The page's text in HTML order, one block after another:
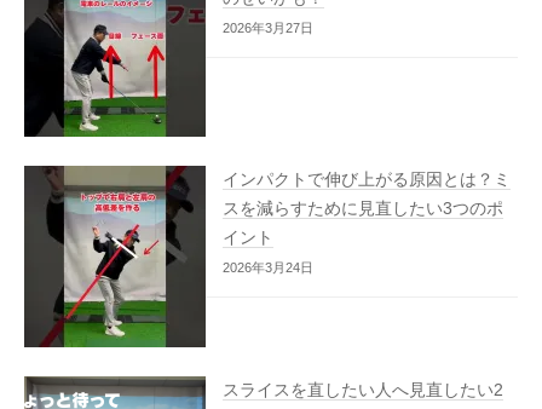
2026年3月27日
インパクトで伸び上がる原因とは？ミ
スを減らすために見直したい3つのポ
イント
2026年3月24日
スライスを直したい人へ見直したい2